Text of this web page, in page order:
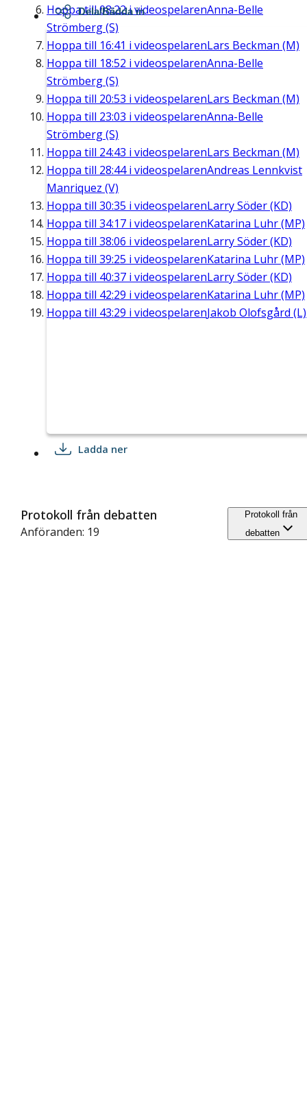
Hoppa till08:22i videospelarenAnna-Belle
Strömberg (S)
Hoppa till 16:41 i videospelarenLars Beckman (M)
Hoppa till 18:52 i videospelarenAnna-Belle
Strömberg (S)
Hoppa till 20:53 i videospelarenLars Beckman (M)
Hoppa till 23:03 i videospelarenAnna-Belle
Strömberg (S)
Hoppa till 24:43 i videospelarenLars Beckman (M)
Hoppa till 28:44i videospelarenAndreas Lennkvist
Manriquez (V)
Hoppa till 30:35 i videospelarenLarry Söder (KD)
Hoppa till 34:17 i videospelarenKatarina Luhr (MP)
Hoppa till 38:06 i videospelarenLarry Söder (KD)
Hoppa till 39:25 i videospelarenKatarina Luhr (MP)
Hoppa till 40:37 i videospelarenLarry Söder (KD)
Hoppa till 42:29 i videospelarenKatarina Luhr (MP)
Hoppa till 43:29 i videospelarenJakob Olofsgård (L)
Dela/Bädda in
Ladda ner
Protokoll från debatten
Anföranden: 19
Protokoll från
debatten